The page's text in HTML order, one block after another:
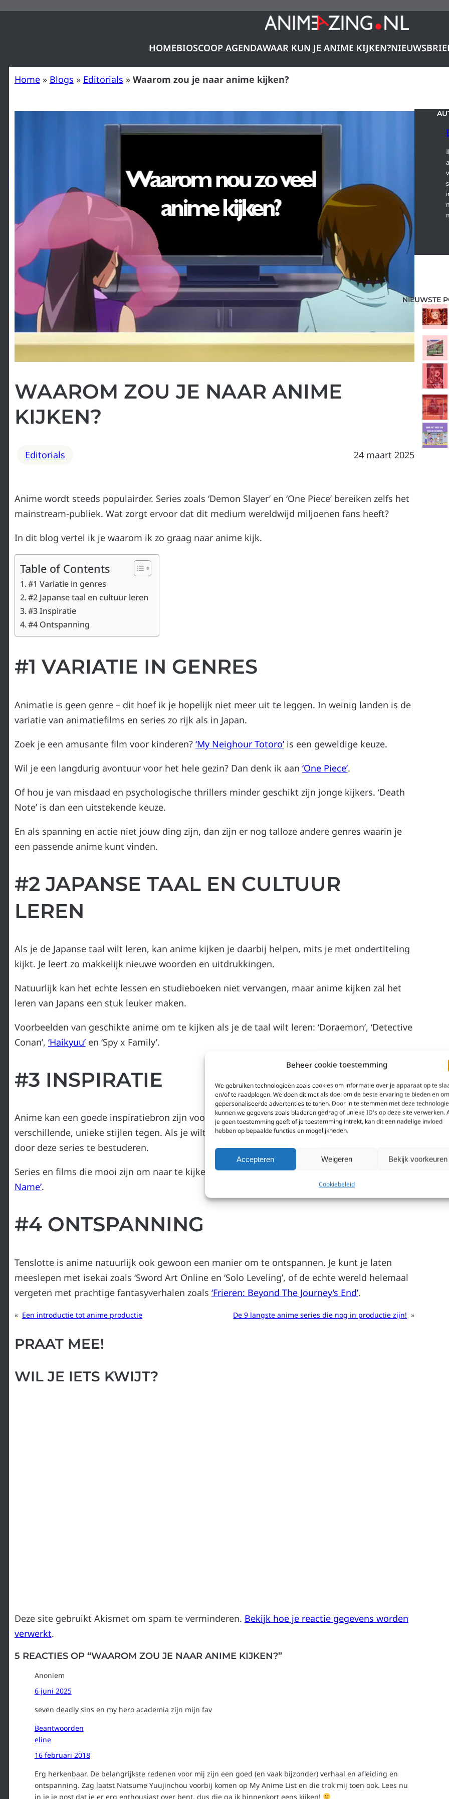
Beheer cookie toestemming
We gebruiken technologieën zoals cookies om informatie over je apparaat op te
en/of te raadplegen. We doen dit met als doel om de beste ervaring te bieden en om
gepersonaliseerde advertenties te tonen. Door in te stemmen met deze
kunnen we gegevens zoals bladeren gedrag of unieke ID's op deze site verwerken.
je geen toestemming geeft of je toestemming intrekt, kan dit een nadelige invloed
hebben op bepaalde functies en mogelijkheden.
Accepteren Weigeren Bekijk voorkeuren
Cookiebeleid
Ga
HOMEBIOSCOOP AGENDAWAAR KUN JE ANIME KIJKEN?
Home» Blogs » Editorials » Waarom zou je naar anime kijken?
WAAROM ZOU JE NAAR ANIME
KIJKEN?
Editorials 24 maart 2025
Anime wordt steeds populairder. Series zoals ‘Demon Slayer’ en ‘One Piece’ bereiken zelfs het
mainstream-publiek. Wat zorgt ervoor dat dit medium wereldwijd miljoenen fans heeft?
In dit blog vertel ik je waarom ik zo graag naar anime kijk.
Table of Contents
#1 Variatie in genres
#2 Japanse taal en cultuur leren
#3 Inspiratie
#4 Ontspanning
#1 VARIATIE IN GENRES
Animatie is geen genre – dit hoef ik je hopelijk niet meer uit te leggen. In weinig landen is de
variatie van animatiefilms en series zo rijk als in Japan.
Zoek je een amusante film voor kinderen? ‘My Neighour Totoro’is een geweldige keuze.
Wil je een langdurig avontuur voor het hele gezin? Dan denk ik aan ‘One Piece’.
Of hou je van misdaad en psychologische thrillers minder geschikt zijn jonge kijkers. ‘Death
Note’ is dan een uitstekende keuze.
En als spanning en actie niet jouw ding zijn, dan zijn er nog talloze andere genres waarin je
een passende anime kunt vinden.
#2 JAPANSE TAAL EN CULTUUR
LEREN
Als je de Japanse taal wilt leren, kan anime kijken je daarbij helpen, mits je met ondertiteling
kijkt. Je leert zo makkelijk nieuwe woorden en uitdrukkingen.
Natuurlijk kan het echte lessen en studieboeken niet vervangen, maar anime kijken zal het
leren van Japans een stuk leuker maken.
Voorbeelden van geschikte anime om te kijken als je de taal wilt leren: ‘Doraemon’, ‘Detective
Conan’, ‘Haikyuu’en ‘Spy x Family’.
#3 INSPIRATIE
Anime kan een goede inspiratiebron zijn voor als je zelf creatief bent. Je komt veel
verschillende, unieke stijlen tegen. Als je wilt leren tekenen of animeren, dan kun je veel leren
door deze series te bestuderen.
Series en films die mooi zijn om naar te kijken:‘Violet Evergarden’,
Name’.
#4 ONTSPANNING
Tenslotte is anime natuurlijk ook gewoon een manier om te ontspannen. Je kunt je laten
meeslepen met isekai zoals ‘Sword Art Online en ‘Solo Leveling’, of de echte wereld helemaal
vergeten met prachtige fantasyverhalen zoals ‘Frieren: Beyond The Journey’s End’.
« Een introductie tot anime productie De 9 langste anime series die nog in productie zijn! »
PRAAT MEE!
WIL JE IETS KWIJT?
Deze site gebruikt Akismet om spam te verminderen. Bekijk hoe je reactie gegevens worden
verwerkt.
5 REACTIES OP “WAAROM ZOU JE NAAR ANIME KIJKEN?”
Anoniem
6 juni 2025
seven deadly sins en my hero academia zijn mijn fav
Beantwoorden
eline
16 februari 2018
Erg herkenbaar. De belangrijkste redenen voor mij zijn een goed (en vaak bijzonder) verhaal en afleiding en
ontspanning. Zag laatst Natsume Yuujinchou voorbij komen op My Anime List en die trok mij toen ook. Lees nu
in je je post dat je er erg enthousiast over bent, dus die ga ik binnenkort eens kijken!
NIEUWSTE